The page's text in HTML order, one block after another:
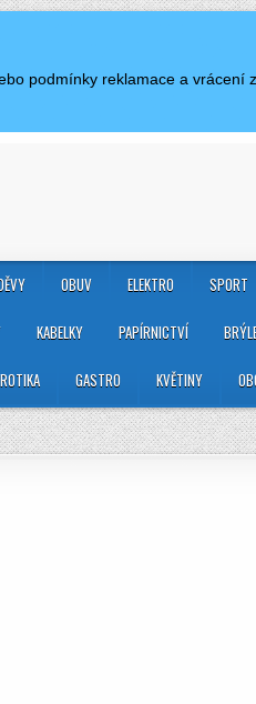
podmínky reklamace a vrácení
OBUV ELEKTRO SPORT
KABELKY PAPÍRNICTVÍ
GASTRO KVĚTINY